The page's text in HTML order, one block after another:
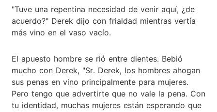
"Tuve una repentina necesidad de venir aquí, ¿de
acuerdo?" Derek dijo con frialdad mientras vertía
más vino en el vaso vacío.
El apuesto hombre se rió entre dientes. Bebió
mucho con Derek, "Sr. Derek, los hombres ahogan
sus penas en vino principalmente para mujeres.
Pero tengo que advertirte que no vale la pena. Con
tu identidad, muchas mujeres están esperando que